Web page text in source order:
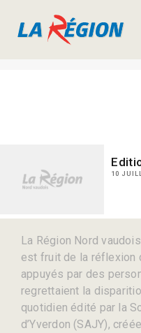
10
La Région Nord
est fruit de la réflexion
appuyés par des
regrettaient la
quotidien édité par la
d’Yverdon (SAJY),